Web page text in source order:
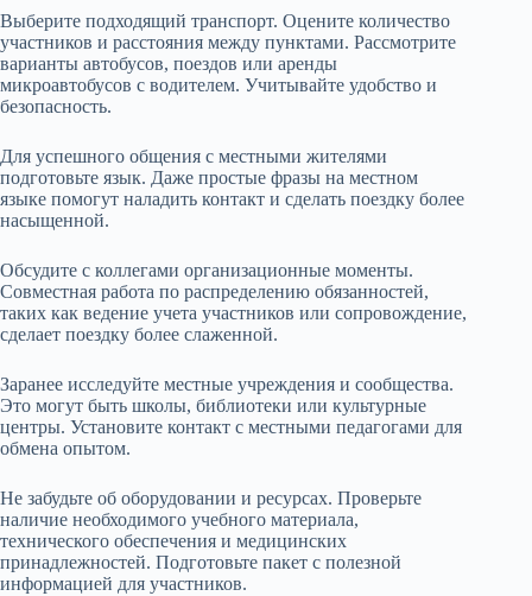
Выберите подходящий транспорт. Оцените количество
участников и расстояния между пунктами. Рассмотрите
варианты автобусов, поездов или аренды
микроавтобусов с водителем. Учитывайте удобство и
безопасность.
Для успешного общения с местными жителями
подготовьте язык. Даже простые фразы на местном
языке помогут наладить контакт и сделать поездку более
насыщенной.
Обсудите с коллегами организационные моменты.
Совместная работа по распределению обязанностей,
таких как ведение учета участников или сопровождение,
сделает поездку более слаженной.
Заранее исследуйте местные учреждения и сообщества.
Это могут быть школы, библиотеки или культурные
центры. Установите контакт с местными педагогами для
обмена опытом.
Не забудьте об оборудовании и ресурсах. Проверьте
наличие необходимого учебного материала,
технического обеспечения и медицинских
принадлежностей. Подготовьте пакет с полезной
информацией для участников.